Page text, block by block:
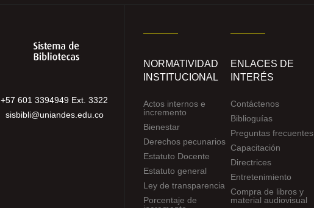
+57 601 3394949 Ext. 3322
sisbibli@uniandes.edu.co
NORMATIVIDAD
INSTITUCIONAL
Actos internos e
incremento
Bienestar
Derechos pecunarios
Estatuto Docente
Estatuto general
Ley de transparencia
Porcentaje de
ENLACES DE
INTERÉS
Contáctenos
Biblioguías
Preguntas frecuentes
Capacitación
Directrices
Entretenimiento
Compra de libros y
material audiovisual